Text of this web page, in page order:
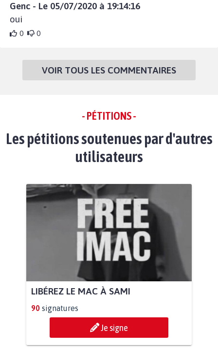
Genc - Le 05/07/2020 à 19:14:16
oui
0 0
VOIR TOUS LES COMMENTAIRES
- PÉTITIONS -
Les pétitions soutenues par d'autres
utilisateurs
LIBÉREZ LE MAC À SAMI
90 signatures
Je signe